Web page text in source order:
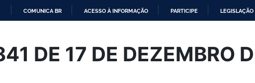
O
CONTEÚDO
COMUNICA BR ACESSO À INFORMAÇÃO PARTICIPE LEGISLAÇÃO
DE 17 DE DEZEMBRO